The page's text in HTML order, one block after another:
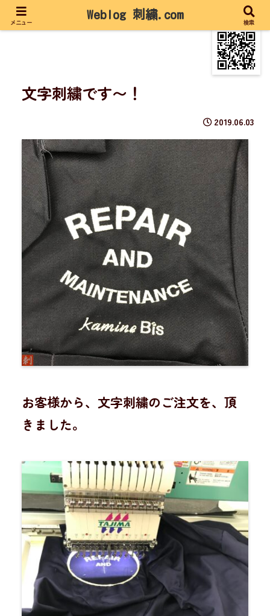
文字刺繍です〜！
2019.06.03
お客様から、文字刺繍のご注文を、頂
きました。
メニュー
Weblog 刺繍.com
検索